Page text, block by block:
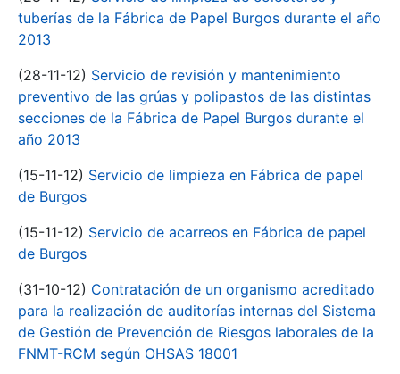
tuberías de la Fábrica de Papel Burgos durante el año
2013
(28-11-12) Servicio de revisión y mantenimiento
preventivo de las grúas y polipastos de las distintas
secciones de la Fábrica de Papel Burgos durante el
año 2013
(15-11-12) Servicio de limpieza en Fábrica de papel
de Burgos
(15-11-12) Servicio de acarreos en Fábrica de papel
de Burgos
(31-10-12) Contratación de un organismo acreditado
para la realización de auditorías internas del Sistema
de Gestión de Prevención de Riesgos laborales de la
FNMT-RCM según OHSAS 18001